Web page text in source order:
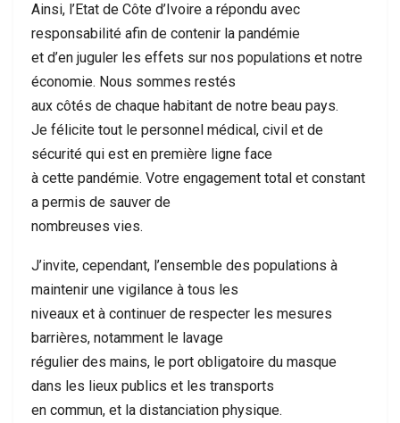
Ainsi, l’Etat de Côte d’Ivoire a répondu avec
responsabilité afin de contenir la pandémie
et d’en juguler les effets sur nos populations et notre
économie. Nous sommes restés
aux côtés de chaque habitant de notre beau pays.
Je félicite tout le personnel médical, civil et de
sécurité qui est en première ligne face
à cette pandémie. Votre engagement total et constant
a permis de sauver de
nombreuses vies.
J’invite, cependant, l’ensemble des populations à
maintenir une vigilance à tous les
niveaux et à continuer de respecter les mesures
barrières, notamment le lavage
régulier des mains, le port obligatoire du masque
dans les lieux publics et les transports
en commun, et la distanciation physique.